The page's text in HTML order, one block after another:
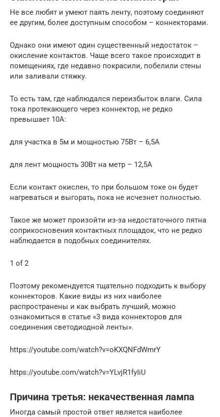
Не все любят и умеют паять ленту, поэтому соединяют
ее другим, более доступным способом – коннекторами.
Однако они имеют один существенный недостаток –
окисление контактов. Чаще всего такое происходит в
помещениях, где недавно покрасили, побелили стены
или заливали стяжку.
То есть там, где наблюдался переизбыток влаги. Сила
тока протекающего через коннектор, не редко
превышает 10А:
для участка в 5м и мощностью 75Вт – 6,5А
для лент мощность 30Вт на метр – 12,5А
Если контакт окислен, то при большом токе он будет
нагреваться и выгорать, пока не исчезнет полностью.
Такое же может произойти из-за недостаточного пятна
соприкосновения контактных площадок, что не редко
наблюдается в подобных соединителях.
1 of 2
Поэтому рекомендуется тщательно подходить к выбору
коннекторов. Какие виды из них наиболее
распространены и как выбрать лучший, можно
ознакомиться в статье «3 вида коннекторов для
соединения светодиодной ленты».
https://youtube.com/watch?v=oKXQNFdWmrY
https://youtube.com/watch?v=YLvjR1fyIiU
Причина третья: некачественная лампа
Иногда самый простой ответ является наиболее